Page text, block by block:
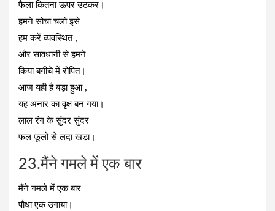
फैला कितना ऊपर उठकर।
हमने सोचा चलो इसे
हम करें व्यवस्थित ,
और सावधानी से हमने
किया बगीचे में रोपित।
आज यही है बड़ा हुआ ,
यह अनार का वृक्ष बन गया।
लाल रंग के सुंदर सुंदर
फल फूलों से लदा खड़ा।
23.मैंने गमले में एक बार
मैंने गमले में एक बार
पौधा एक उगाया।